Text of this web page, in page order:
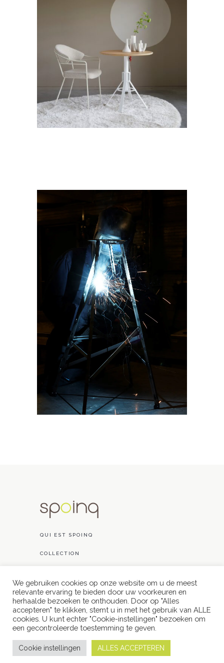
QUI EST SPOINQ
COLLECTION
CONTACT
// powered by
We gebruiken cookies op onze website om u de meest
relevante ervaring te bieden door uw voorkeuren en
herhaalde bezoeken te onthouden. Door op "Alles
accepteren" te klikken, stemt u in met het gebruik van ALLE
cookies. U kunt echter "Cookie-instellingen" bezoeken om
een ​​gecontroleerde toestemming te geven.
Cookie instellingen ALLES ACCEPTEREN